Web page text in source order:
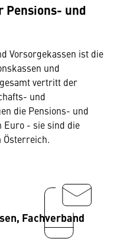
Pensions- und
Vorsorgekassen ist die
und
vertritt der
und
die Pensions- und
Euro - sie sind die
Österreich.
Fachverband